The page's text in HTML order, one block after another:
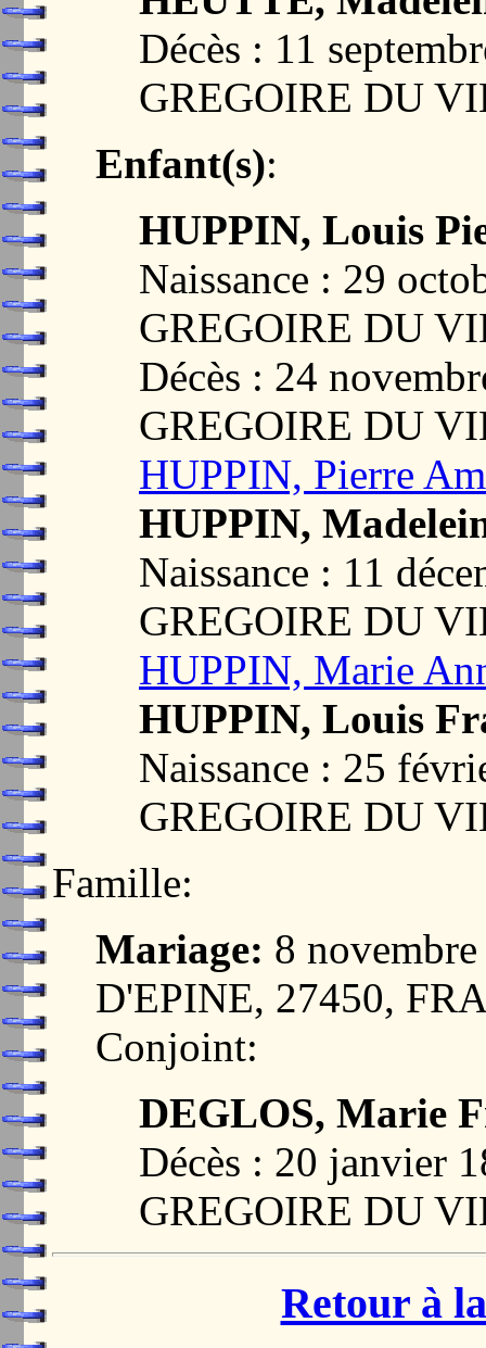
Décès : 11
GREGOIRE DU
Enfant(s):
HUPPIN, Louis
Naissance : 29
GREGOIRE DU
Décès : 24
GREGOIRE DU
HUPPIN, Pierre
HUPPIN,
Naissance : 11
GREGOIRE DU
HUPPIN, Marie
HUPPIN, Louis
Naissance : 25
GREGOIRE DU
Famille:
Mariage: 8
D'EPINE, 27450,
Conjoint:
DEGLOS, Marie
Décès : 20 janvier
GREGOIRE DU
Retour à